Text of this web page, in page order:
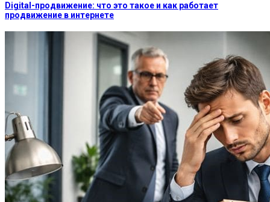
Digital-продвижение: что это такое и как работает
продвижение в интернете